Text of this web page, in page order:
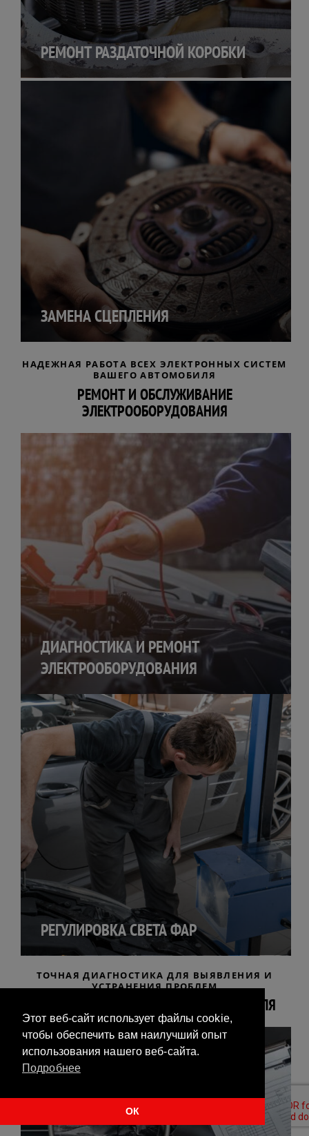
РЕМОНТ РАЗДАТОЧНОЙ КОРОБКИ
ЗАМЕНА СЦЕПЛЕНИЯ
НАДЕЖНАЯ РАБОТА ВСЕХ ЭЛЕКТРОННЫХ СИСТЕМ
ВАШЕГО АВТОМОБИЛЯ
РЕМОНТ И ОБСЛУЖИВАНИЕ
ЭЛЕКТРООБОРУДОВАНИЯ
ДИАГНОСТИКА И РЕМОНТ
ЭЛЕКТРООБОРУДОВАНИЯ
РЕГУЛИРОВКА СВЕТА ФАР
ТОЧНАЯ ДИАГНОСТИКА ДЛЯ ВЫЯВЛЕНИЯ И
УСТРАНЕНИЯ ПРОБЛЕМ
ПРОВЕРКА И ДИАГНОСТИКА АВТОМОБИЛЯ
Этот веб-сайт использует файлы cookie,
чтобы обеспечить вам наилучший опыт
использования нашего веб-сайта.
Подробнее
ОК